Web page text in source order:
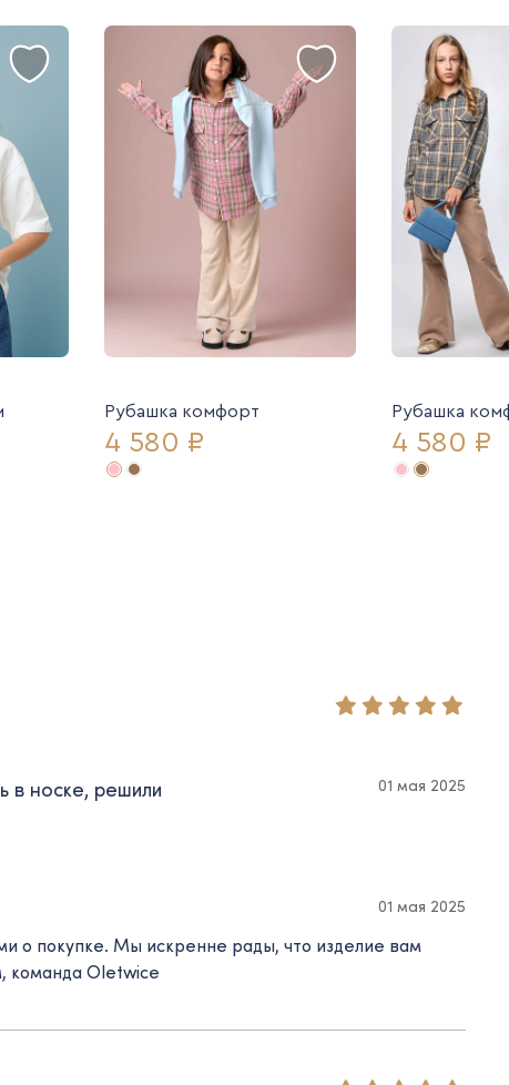
Рубашка комфорт
4 580 ₽
Рубашка
4 580 ₽
в носке, решили
01 мая 2025
01 мая 2025
о покупке. Мы искренне рады, что изделие вам
команда Oletwice